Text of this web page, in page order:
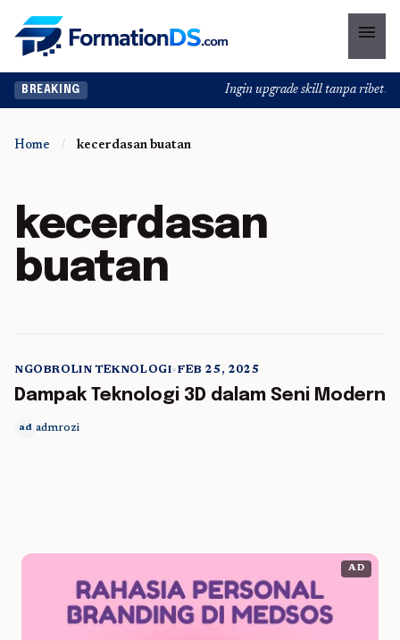
menu
BREAKING Ingin upgrade skill tanpa ribet?
Home / kecerdasan buatan
kecerdasan
buatan
5 min read
NGOBROLIN TEKNOLOGI•FEB 25, 2025
Dampak Teknologi 3D dalam Seni Modern
ad admrozi
AD